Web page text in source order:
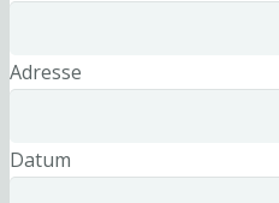
Adresse
Datum